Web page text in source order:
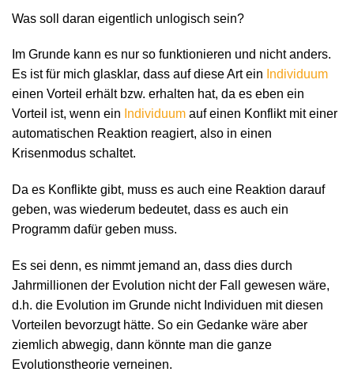
Was soll daran eigentlich unlogisch sein?
Im Grunde kann es nur so funktionieren und nicht anders.
Es ist für mich glasklar, dass auf diese Art ein Individuum
einen Vorteil erhält bzw. erhalten hat, da es eben ein
Vorteil ist, wenn ein Individuum auf einen Konflikt mit einer
automatischen Reaktion reagiert, also in einen
Krisenmodus schaltet.
Da es Konflikte gibt, muss es auch eine Reaktion darauf
geben, was wiederum bedeutet, dass es auch ein
Programm dafür geben muss.
Es sei denn, es nimmt jemand an, dass dies durch
Jahrmillionen der Evolution nicht der Fall gewesen wäre,
d.h. die Evolution im Grunde nicht Individuen mit diesen
Vorteilen bevorzugt hätte. So ein Gedanke wäre aber
ziemlich abwegig, dann könnte man die ganze
Evolutionstheorie verneinen.